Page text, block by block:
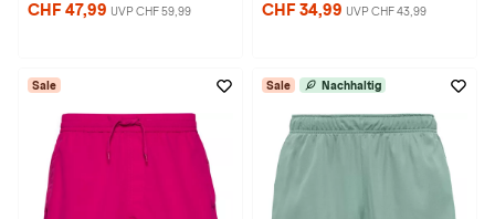
CHF 47,99 UVP CHF 59,99 CHF 34,99 UVP CHF 43,99
Sale Sale Nachhaltig